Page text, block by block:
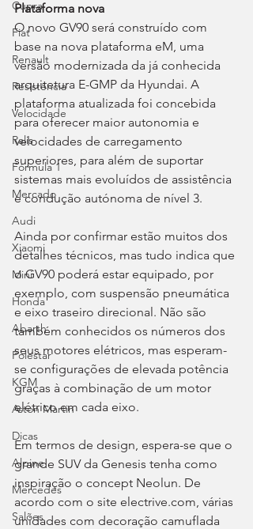
Cupra
Fiat
Renault
Resistência
Velocidade
Ralis
Fórmula 1
Mercado
Audi
Xiaomi
Mini
Honda
Abarth
Polestar
KGM
Aston Martin
Dicas
Alpine
Mercedes
Salões
Plataforma nova
O novo GV90 será construído com
base na nova plataforma eM, uma
versão modernizada da já conhecida
arquitetura E-GMP da Hyundai. A
plataforma atualizada foi concebida
para oferecer maior autonomia e
velocidades de carregamento
superiores, para além de suportar
sistemas mais evoluídos de assistência
e condução autónoma de nível 3.
Ainda por confirmar estão muitos dos
detalhes técnicos, mas tudo indica que
o GV90 poderá estar equipado, por
exemplo, com suspensão pneumática
e eixo traseiro direcional. Não são
também conhecidos os números dos
seus motores elétricos, mas esperam-
se configurações de elevada potência
graças à combinação de um motor
elétrico em cada eixo.
Em termos de design, espera-se que o
grande SUV da Genesis tenha como
inspiração o concept Neolun. De
acordo com o site electrive.com, várias
unidades com decoração camuflada